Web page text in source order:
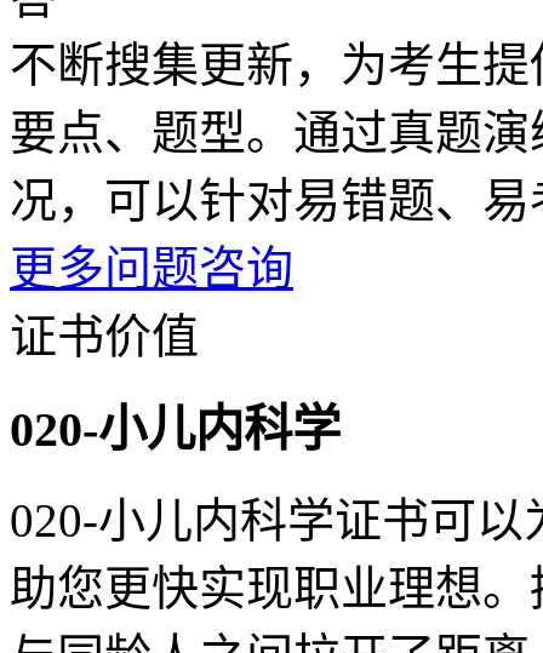
不断搜集更新，为考生
要点、题型。通过真题
况，可以针对易错题、
更多问题咨询
证书价值
020-小儿内科学
020-小儿内科学证书可
助您更快实现职业理想